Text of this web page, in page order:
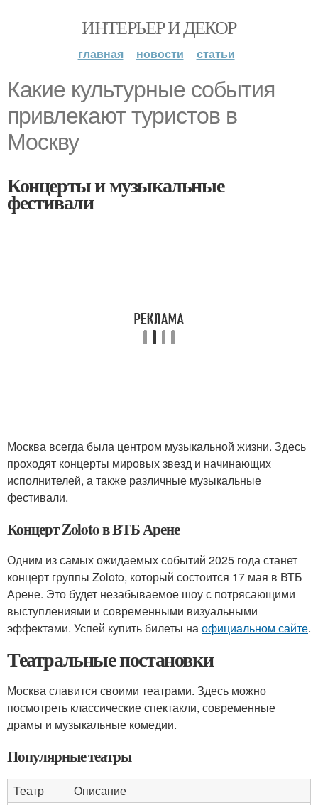
ИНТЕРЬЕР И ДЕКОР
главная новости статьи
Какие культурные события
привлекают туристов в
Москву
Концерты и музыкальные
фестивали
Москва всегда была центром музыкальной жизни. Здесь
проходят концерты мировых звезд и начинающих
исполнителей, а также различные музыкальные
фестивали.
Концерт Zoloto в ВТБ Арене
Одним из самых ожидаемых событий 2025 года станет
концерт группы Zoloto, который состоится 17 мая в ВТБ
Арене. Это будет незабываемое шоу с потрясающими
выступлениями и современными визуальными
эффектами. Успей купить билеты наофициальном сайте.
Театральные постановки
Москва славится своими театрами. Здесь можно
посмотреть классические спектакли, современные
драмы и музыкальные комедии.
Популярные театры
Театр
Описание